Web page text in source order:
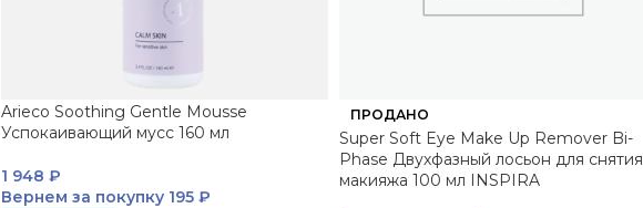
Arieco Soothing Gentle Mousse
Успокаивающий мусс 160 мл
1 948 ₽
Вернем за покупку195 ₽
ПРОДАНО
Super Soft Eye Make Up Remover Bi-
Phase Двухфазный лосьон для снятия
макияжа 100 мл INSPIRA